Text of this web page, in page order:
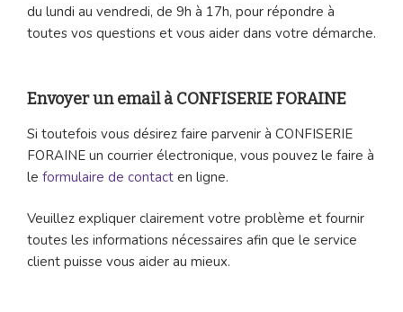
du lundi au vendredi, de 9h à 17h, pour répondre à
toutes vos questions et vous aider dans votre démarche.
Envoyer un email à CONFISERIE FORAINE
Si toutefois vous désirez faire parvenir à CONFISERIE
FORAINE un courrier électronique, vous pouvez le faire à
le formulaire de contact en ligne.
Veuillez expliquer clairement votre problème et fournir
toutes les informations nécessaires afin que le service
client puisse vous aider au mieux.